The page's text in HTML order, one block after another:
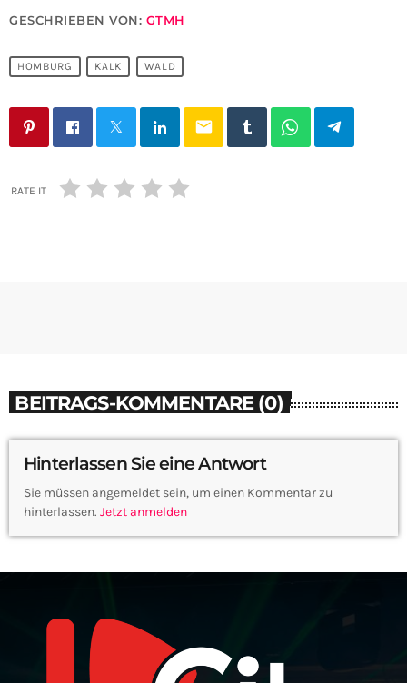
GESCHRIEBEN VON: GTMH
HOMBURG KALK WALD
email
RATE IT
BEITRAGS-KOMMENTARE (0)
Hinterlassen Sie eine Antwort
Sie müssen angemeldet sein, um einen Kommentar zu
hinterlassen. Jetzt anmelden